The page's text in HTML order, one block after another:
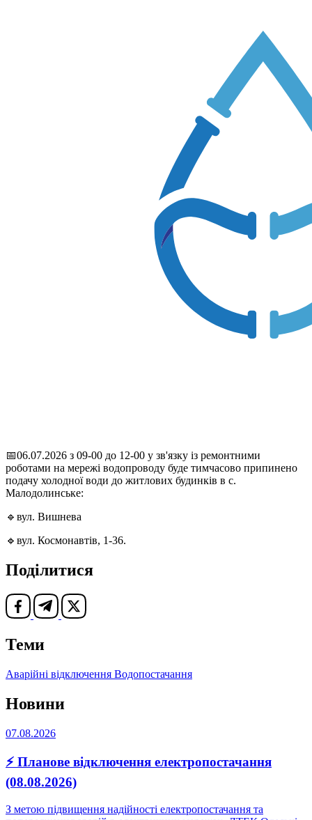
📅06.07.2026 з 09-00 до 12-00 у зв'язку із ремонтними
роботами на мережі водопроводу буде тимчасово припинено
подачу холодної води до житлових будинків в с.
Малодолинське:
🔹вул. Вишнева
🔹вул. Космонавтів, 1-36.
Поділитися
Теми
Аварійні відключення Водопостачання
Новини
07.08.2026
⚡ Планове відключення електропостачання
(08.08.2026)
З метою підвищення надійності електропостачання та